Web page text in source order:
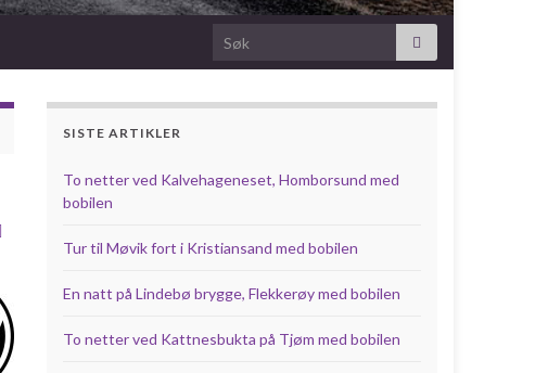
Search for:
SISTE ARTIKLER
To netter ved Kalvehageneset, Homborsund med
bobilen
Tur til Møvik fort i Kristiansand med bobilen
En natt på Lindebø brygge, Flekkerøy med bobilen
To netter ved Kattnesbukta på Tjøm med bobilen